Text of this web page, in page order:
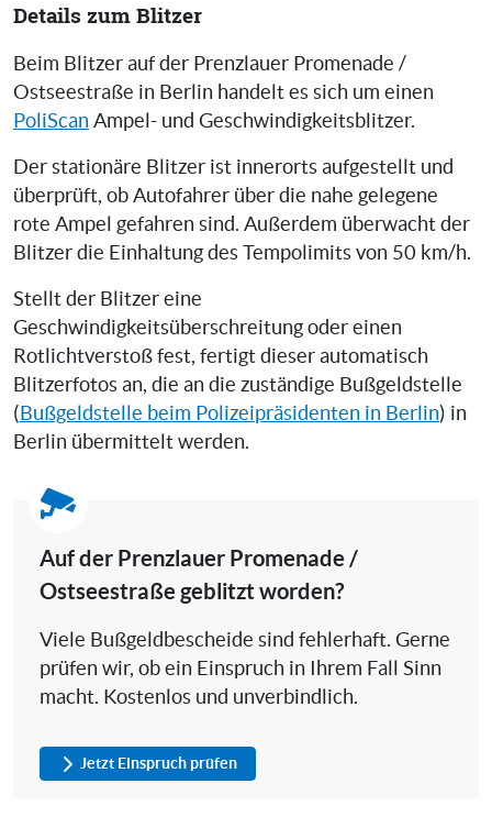
Details zum Blitzer
Beim Blitzer auf der Prenzlauer Promenade /
Ostseestraße in Berlin handelt es sich um einen
PoliScan Ampel- und Geschwindigkeitsblitzer.
Der stationäre Blitzer ist innerorts aufgestellt und
überprüft, ob Autofahrer über die nahe gelegene
rote Ampel gefahren sind. Außerdem überwacht der
Blitzer die Einhaltung des Tempolimits von 50 km/h.
Stellt der Blitzer eine
Geschwindigkeitsüberschreitung oder einen
Rotlichtverstoß fest, fertigt dieser automatisch
Blitzerfotos an, die an die zuständige Bußgeldstelle
( Bußgeldstelle beim Polizeipräsidenten in Berlin) in
Berlin übermittelt werden.
Auf der Prenzlauer Promenade /
Ostseestraße geblitzt worden?
Viele Bußgeldbescheide sind fehlerhaft. Gerne
prüfen wir, ob ein Einspruch in Ihrem Fall Sinn
macht. Kostenlos und unverbindlich.
Jetzt Einspruch prüfen